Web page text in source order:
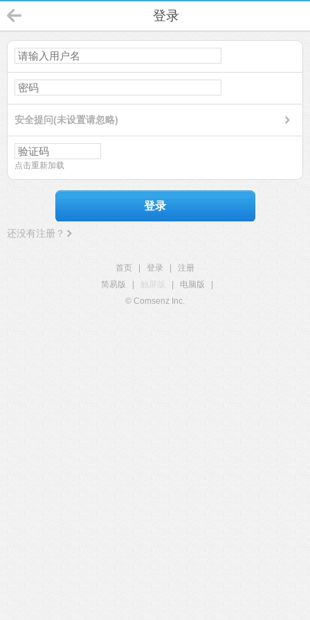
登录
安全提问(未设置请忽略)
点击重新加载
登录
还没有注册？
首页 登录
注册
简易版
触屏版 电脑版
© Comsenz Inc.